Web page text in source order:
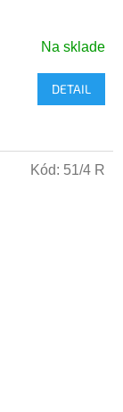
Na sklade
DETAIL
Kód: 51/4 R